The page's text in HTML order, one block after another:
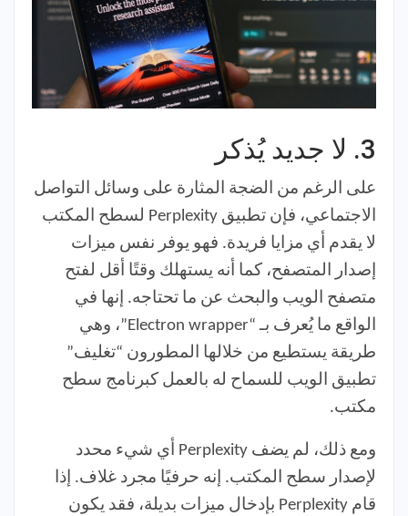
3. لا جديد يُذكر
على الرغم من الضجة المثارة على وسائل التواصل
الاجتماعي، فإن تطبيق Perplexity لسطح المكتب
لا يقدم أي مزايا فريدة. فهو يوفر نفس ميزات
إصدار المتصفح، كما أنه يستهلك وقتًا أقل لفتح
متصفح الويب والبحث عن ما تحتاجه. إنها في
الواقع ما يُعرف بـ “Electron wrapper”، وهي
طريقة يستطيع من خلالها المطورون “تغليف”
تطبيق الويب للسماح له بالعمل كبرنامج سطح
مكتب.
ومع ذلك، لم يضف Perplexity أي شيء محدد
لإصدار سطح المكتب. إنه حرفيًا مجرد غلاف. إذا
قام Perplexity بإدخال ميزات بديلة، فقد يكون